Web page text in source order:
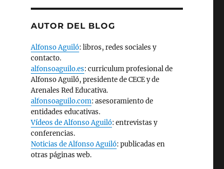
AUTOR DEL BLOG
Alfonso Aguiló: libros, redes sociales y
contacto.
alfonsoaguilo.es: curriculum profesional de
Alfonso Aguiló, presidente de CECE y de
Arenales Red Educativa.
alfonsoaguilo.com: asesoramiento de
entidades educativas.
Vídeos de Alfonso Aguiló: entrevistas y
conferencias.
Noticias de Alfonso Aguiló: publicadas en
otras páginas web.